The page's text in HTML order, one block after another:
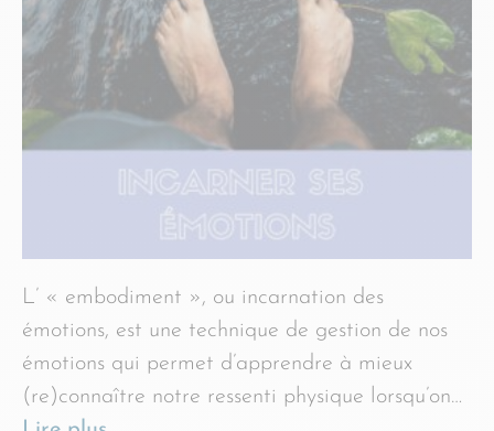
L’ « embodiment », ou incarnation des
émotions, est une technique de gestion de nos
émotions qui permet d’apprendre à mieux
(re)connaître notre ressenti physique lorsqu’on…